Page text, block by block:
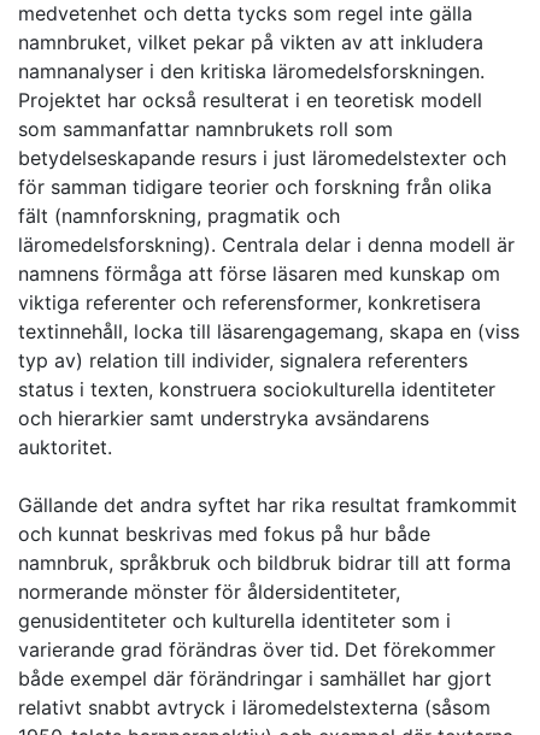
medvetenhet och detta tycks som regel inte gälla
namnbruket, vilket pekar på vikten av att inkludera
namnanalyser i den kritiska läromedelsforskningen.
Projektet har också resulterat i en teoretisk modell
som sammanfattar namnbrukets roll som
betydelseskapande resurs i just läromedelstexter och
för samman tidigare teorier och forskning från olika
fält (namnforskning, pragmatik och
läromedelsforskning). Centrala delar i denna modell är
namnens förmåga att förse läsaren med kunskap om
viktiga referenter och referensformer, konkretisera
textinnehåll, locka till läsarengagemang, skapa en (viss
typ av) relation till individer, signalera referenters
status i texten, konstruera sociokulturella identiteter
och hierarkier samt understryka avsändarens
auktoritet.
Gällande det andra syftet har rika resultat framkommit
och kunnat beskrivas med fokus på hur både
namnbruk, språkbruk och bildbruk bidrar till att forma
normerande mönster för åldersidentiteter,
genusidentiteter och kulturella identiteter som i
varierande grad förändras över tid. Det förekommer
både exempel där förändringar i samhället har gjort
relativt snabbt avtryck i läromedelstexterna (såsom